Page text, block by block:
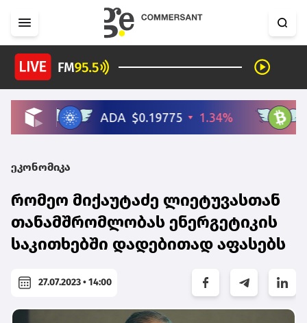
ეკონომიკა
რომეო მიქაუტაძე ლიეტუვასთან
თანამშრომლობას ენერგეტიკის
საკითხებში დადებითად აფასებს
27.07.2023 • 14:00